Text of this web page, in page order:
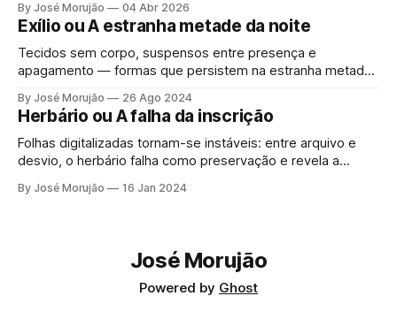
meeting. The street emerges as distance — a quiet interval
between bodies, gestures, and gazes.
By José Morujão 04 Abr 2026
Exílio ou A estranha metade da noite
Tecidos sem corpo, suspensos entre presença e
apagamento — formas que persistem na estranha metade
By José Morujão 26 Ago 2024
Herbário ou A falha da inscrição
Folhas digitalizadas tornam-se instáveis: entre arquivo e
desvio, o herbário falha como preservação e revela a
como vestígio em mutação.
By José Morujão 16 Jan 2024
José Morujão
Powered by Ghost